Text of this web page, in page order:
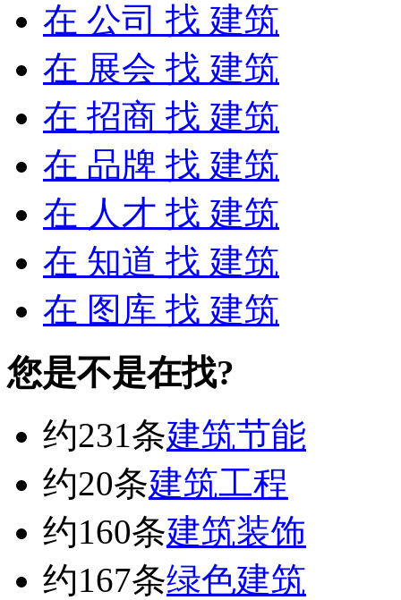
在 公司 找 建筑
在 展会 找 建筑
在 招商 找 建筑
在 品牌 找 建筑
在 人才 找 建筑
在 知道 找 建筑
在 图库 找 建筑
您是不是在找?
约231条建筑节能
约20条建筑工程
约160条建筑装饰
约167条绿色建筑